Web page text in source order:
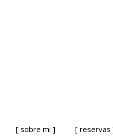
[ sobre mi ] [ reservas